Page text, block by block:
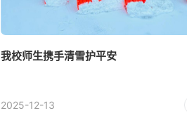
我校师生携手清雪护平安
2025-12-13